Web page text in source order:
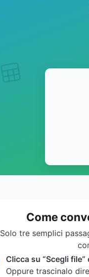
Come
Solo tre semplici
Clicca su “Scegli
Oppure trascinalo